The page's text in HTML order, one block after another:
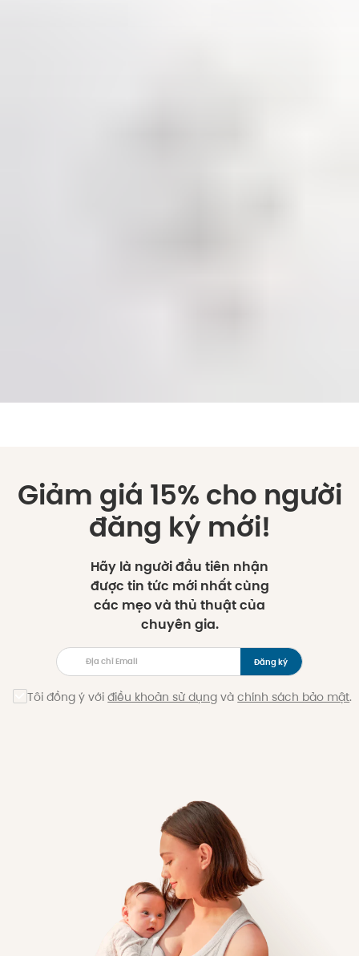
Giảm giá 15% cho người
đăng ký mới!
Hãy là người đầu tiên nhận
được tin tức mới nhất cùng
các mẹo và thủ thuật của
chuyên gia.
Đăng ký
Tôi đồng ý vớiđiều khoản sử dụng vàchính sách bảo mật.